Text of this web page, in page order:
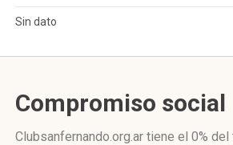
Sin dato
Compromiso social
Clubsanfernando.org.ar tiene el 0% del